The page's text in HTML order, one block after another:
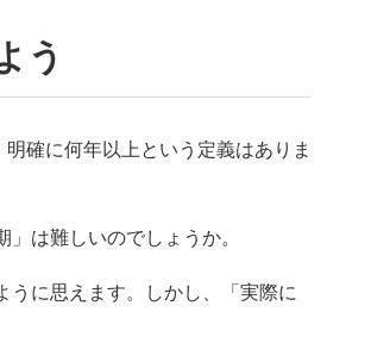
う
確に何年以上という定義はありま
は難しいのでしょうか。
うに思えます。しかし、「実際に